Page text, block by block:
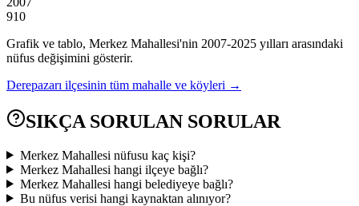
910
Grafik ve tablo, Merkez Mahallesi'nin 2007-2025 yılları arasındaki
nüfus değişimini gösterir.
Derepazarı ilçesinin tüm mahalle ve köyleri →
SIKÇA SORULAN SORULAR
Merkez Mahallesi nüfusu kaç kişi?
Merkez Mahallesi hangi ilçeye bağlı?
Merkez Mahallesi hangi belediyeye bağlı?
Bu nüfus verisi hangi kaynaktan alınıyor?